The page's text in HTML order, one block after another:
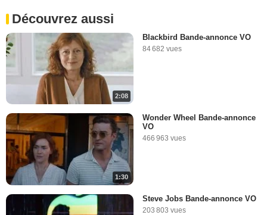
Découvrez aussi
2:08
Blackbird Bande-annonce VO
84 682 vues
1:30
Wonder Wheel Bande-annonce
VO
466 963 vues
Steve Jobs Bande-annonce VO
203 803 vues